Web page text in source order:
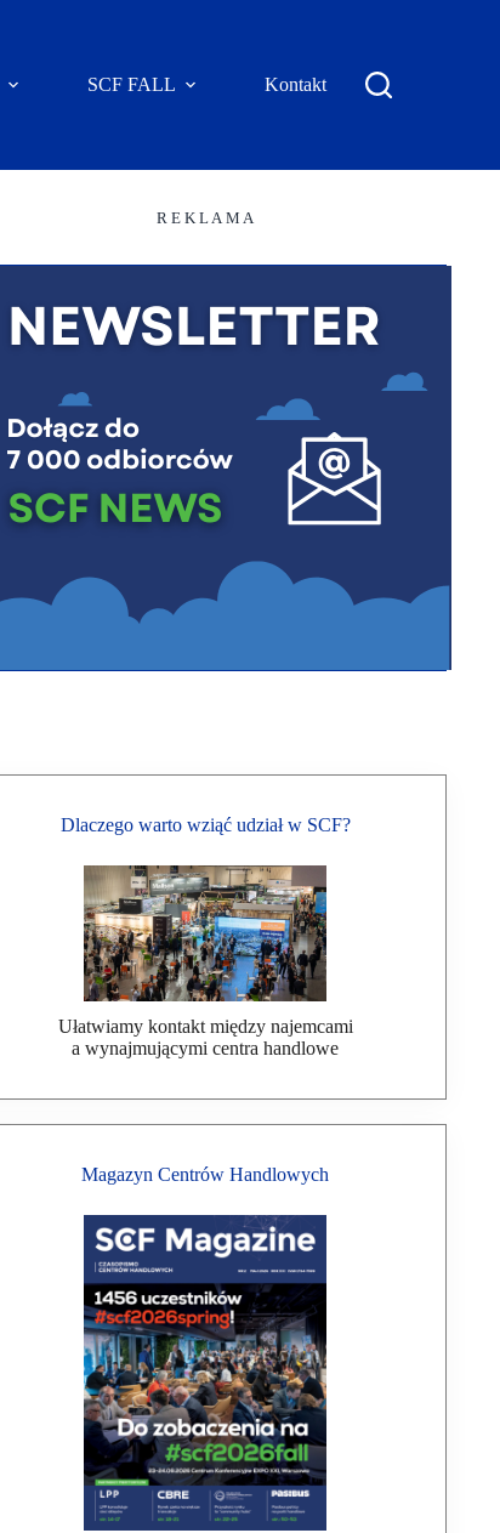
SCF FALL Kontakt
R E K L A M A
Dlaczego warto wziąć udział w SCF?
Ułatwiamy kontakt między najemcami
a wynajmującymi centra handlowe
Magazyn Centrów Handlowych